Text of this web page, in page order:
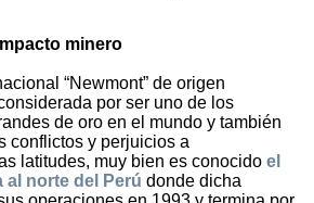
minero
“Newmont” de origen
por ser uno de los
de oro en el mundo y también
conflictos y perjuicios a
latitudes, muy bien es conocido el
al norte del Perú donde dicha